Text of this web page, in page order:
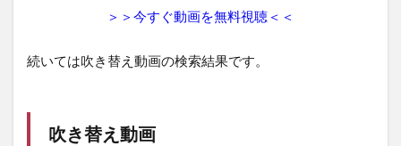
＞＞今すぐ動画を無料視聴＜＜
続いては吹き替え動画の検索結果です。
吹き替え動画